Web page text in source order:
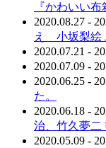
『かわいい
2020.08.27 -
え 小坂梨絵
2020.07.21 -
2020.07.09 -
2020.06.25 -
た。
2020.06.18 -
治、竹久夢
2020.05.09 -